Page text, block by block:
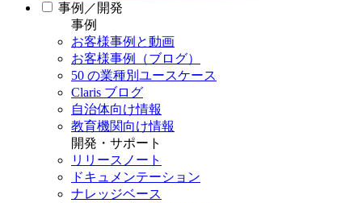
事例／開発
事例
お客様事例と動画
お客様事例（ブログ）
50 の業種別ユースケース
Claris ブログ
自治体向け情報
教育機関向け情報
開発・サポート
リリースノート
ドキュメンテーション
ナレッジベース